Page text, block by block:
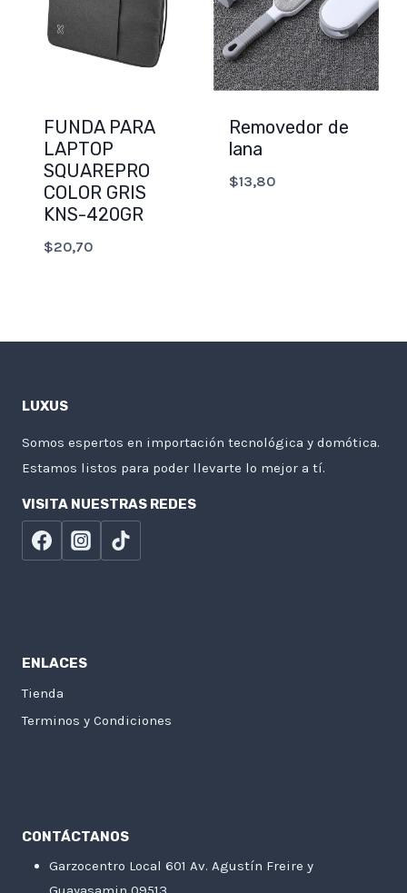
FUNDA PARA
LAPTOP
SQUAREPRO
COLOR GRIS
KNS-420GR
$20,70
Removedor de
lana
$13,80
LUXUS
Somos espertos en importación tecnológica y domótica.
Estamos listos para poder llevarte lo mejor a tí.
VISITA NUESTRAS REDES
ENLACES
Tienda
Terminos y Condiciones
CONTÁCTANOS
Garzocentro Local 601 Av. Agustín Freire y